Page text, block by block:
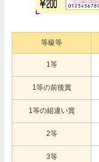
等級等
1等
1等の前後賞
1等の組違い賞
2等
3等